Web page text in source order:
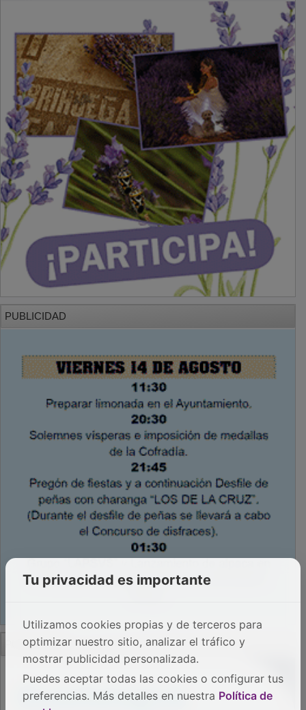
PUBLICIDAD
Tu privacidad es importante
Utilizamos cookies propias y de terceros para
optimizar nuestro sitio, analizar el tráfico y
mostrar publicidad personalizada.
Puedes aceptar todas las cookies o configurar tus
preferencias. Más detalles en nuestra Política de